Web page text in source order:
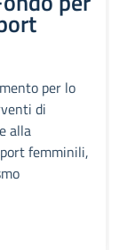
per lo
di
alla
femminili,